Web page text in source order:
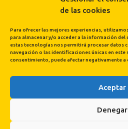
de las cookies
Para ofrecer las mejores experiencias,
para almacenar y/o acceder a la información
estas tecnologías nos permitirá procesar datos
navegación o las identificaciones únicas en
consentimiento, puede afectar negativamente a
Aceptar
Denegar
Cargar más...